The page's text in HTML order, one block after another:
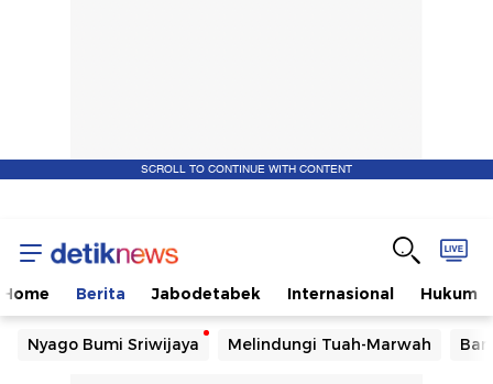
SCROLL TO CONTINUE WITH CONTENT
Home Berita Jabodetabek Internasional Hukum
Nyago Bumi Sriwijaya Melindungi Tuah-Marwah